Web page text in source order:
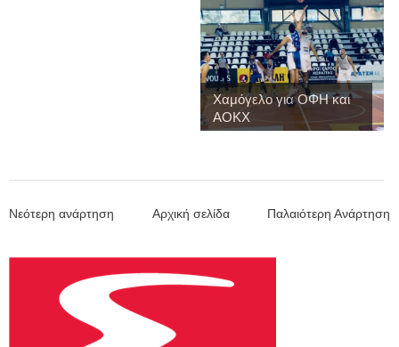
Χαμόγελο για ΟΦΗ και
ΑΟΚΧ
Νεότερη ανάρτηση Παλαιότερη Ανάρτηση
Αρχική σελίδα